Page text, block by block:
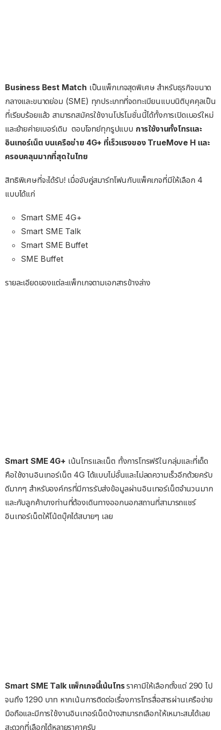
Business Best Match เป็นแพ็กเกจสุดพิเศษ สำหรับธุรกิจขนาด
กลางและขนาดย่อม (SME) ทุกประเภทที่จดทะเบียนแบบนิติบุคคุลเป็น
ที่เรียบร้อยแล้ว สามารถสมัครใช้งานโปรโมชั่นนี้ได้ทั้งการเปิดเบอร์ใหม่
และย้ายค่ายเบอร์เดิม ตอบโจทย์ทุกรูปแบบ การใช้งานทั้งโทรและ
อินเทอร์เน็ต บนเครือข่าย 4G+ ที่เร็วแรงของ TrueMove H และ
ครอบคลุมมากที่สุดในไทย
สิทธิพิเศษที่จะได้รับ! เมื่อจับคู่สมาร์ทโฟนกับแพ็คเกจที่มีให้เลือก 4
แบบได้แก่
Smart SME 4G+
Smart SME Talk
Smart SME Buffet
SME Buffet
รายละเอียดของแต่ละแพ็กเกจตามเอกสารข้างล่าง
Smart SME 4G+ เน้นโทรและเน็ต ทั้งการโทรฟรีในกลุ่มและที่เด็ด
คือใช้งานอินเทอร์เน็ต 4G ได้แบบไม่อั้นและไม่ลดความเร็วอีกด้วยครับ
ดีมากๆ สำหรับองค์กรที่มีการรับส่งข้อมูลผ่านอินเทอร์เน็ตจำนวนมาก
และกับลูกค้าบางท่านที่ต้องเดินทางออกนอกสถานที่สามารถแชร์
อินเทอร์เน็ตให้โน้ตบุ๊คได้สบายๆ เลย
Smart SME Talk แพ็กเกจนี้เน้นโทรราคามีให้เลือกตั้งแต่ 290 ไป
จนถึง 1290 บาท หากเน้นการติดต่อเรื่องการโทรสื่อสารผ่านเครือข่าย
มือถือและมีการใช้งานอินเทอร์เน็ตบ้างสามารถเลือกให้เหมาะสมได้เลย
สะดวกที่เลือกได้หลายราคาครับ